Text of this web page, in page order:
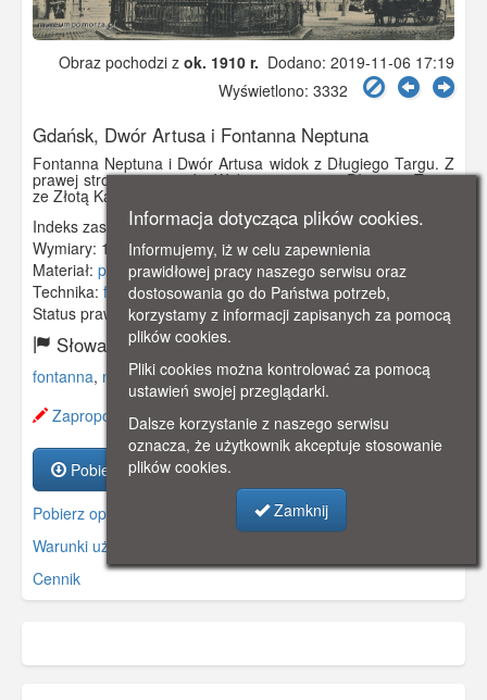
Obraz pochodzi z ok. 1910 r. Dodano: 2019-11-06 17:19
Wyświetlono: 3332
Gdańsk, Dwór Artusa i Fontanna Neptuna
Fontanna Neptuna i Dwór Artusa widok z Długiego Targu. Z
prawej strony stoi powóz. Widoczna pierzeja Długiego Targu
ze Złotą Kamienicą. Obieg 1920 rok.
Indeks zasobu:GSP01727
Wymiary: 140 x 90 mm
Materiał: pocztówka
Technika: fotografia czarno-biała
Status prawny:Użycie Niekomercyjne
Słowa kluczowe:
fontanna, neptuna ,dwór artusa,dom ławy,
Zaproponuj zmianę opisu.
Pobierz zasób
Pobierz opis
Warunki używania zasobów.
Cennik
Informacja dotycząca plików cookies.
Informujemy, iż w celu zapewnienia
prawidłowej pracy naszego serwisu oraz
dostosowania go do Państwa potrzeb,
korzystamy z informacji zapisanych za pomocą
plików cookies.
Pliki cookies można kontrolować za pomocą
ustawień swojej przeglądarki.
Dalsze korzystanie z naszego serwisu
oznacza, że użytkownik akceptuje stosowanie
plików cookies.
Zamknij